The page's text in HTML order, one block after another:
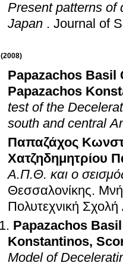
Present patterns of
Japan . Journal of
(2008)
Papazachos Basil
Papazachos
test of the
south and central
Παπαζάχος
Χατζηδημητρίου
Α.Π.Θ. και ο
Θεσσαλονίκης.
Πολυτεχνική
Papazachos
Konstantinos,
Model of